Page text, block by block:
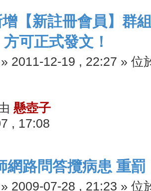
【新註冊會員】群
可正式發文！
» 2011-12-19 , 22:27 » 位
懸壺子
, 17:08
網路問答攬病患 重罰
» 2009-07-28 , 21:23 » 位